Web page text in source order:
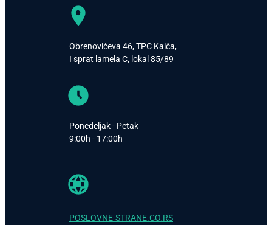
Obrenovićeva 46, TPC Kalča,
I sprat lamela C, lokal 85/89
Ponedeljak - Petak
9:00h - 17:00h
POSLOVNE-STRANE.CO.RS